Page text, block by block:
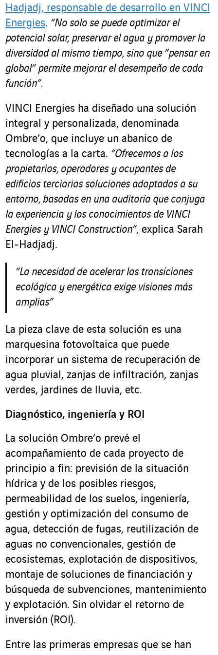
Hadjadj, responsable de desarrollo en VINCI
Energies. “No solo se puede optimizar el
potencial solar, preservar el agua y promover la
diversidad al mismo tiempo, sino que “pensar en
global” permite mejorar el desempeño de cada
función”.
VINCI Energies ha diseñado una solución
integral y personalizada, denominada
Ombre’o, que incluye un abanico de
tecnologías a la carta. “Ofrecemos a los
propietarios, operadores y ocupantes de
edificios terciarias soluciones adaptadas a su
entorno, basadas en una auditoría que conjuga
la experiencia y los conocimientos de VINCI
Energies y VINCI Construction”, explica Sarah
El-Hadjadj.
“La necesidad de acelerar las transiciones
ecológica y energética exige visiones más
amplias”
La pieza clave de esta solución es una
marquesina fotovoltaica que puede
incorporar un sistema de recuperación de
agua pluvial, zanjas de infiltración, zanjas
verdes, jardines de lluvia, etc.
Diagnóstico, ingeniería y ROI
La solución Ombre’o prevé el
acompañamiento de cada proyecto de
principio a fin: previsión de la situación
hídrica y de los posibles riesgos,
permeabilidad de los suelos, ingeniería,
gestión y optimización del consumo de
agua, detección de fugas, reutilización de
aguas no convencionales, gestión de
ecosistemas, explotación de dispositivos,
montaje de soluciones de financiación y
búsqueda de subvenciones, mantenimiento
y explotación. Sin olvidar el retorno de
inversión (ROI).
Entre las primeras empresas que se han